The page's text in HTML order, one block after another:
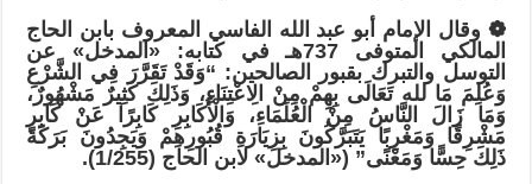
❁ وقال الإمام أبو عبد الله الفاسي المعروف بابن الحاج
المالكي المتوفى 737هـ في كتابه: «المدخل» عن
التوسل والتبرك بقبور الصالحين: “وَقَدْ تَقَرَّرَ فِي الشَّرْعِ
وَعُلِمَ مَا لله تَعَالَى بِهِمْ مِنْ الِاعْتِنَاءِ، وَذَلِكَ كَثِيرٌ مَشْهُورٌ،
وَمَا زَالَ النَّاسُ مِنْ الْعُلَمَاءِ، وَالْأَكَابِرِ كَابِرًا عَنْ كَابِرٍ
مَشْرِقًا وَمَغْرِبًا يَتَبَرَّكُونَ بِزِيَارَةِ قُبُورِهِمْ وَيَجِدُونَ بَرَكَةَ
ذَلِكَ حِسًّا وَمَعْنًى” («المدخل» لابن الحاج (1/255).